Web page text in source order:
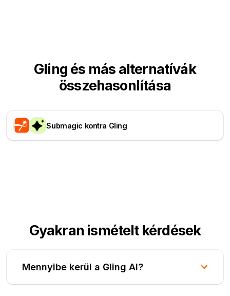
Gling és más alternatívák
összehasonlítása
Submagic kontra Gling
Gyakran ismételt kérdések
Mennyibe kerül a Gling AI?